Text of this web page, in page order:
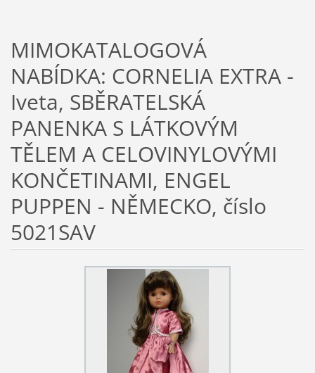
MIMOKATALOGOVÁ
NABÍDKA: CORNELIA EXTRA -
Iveta, SBĚRATELSKÁ
PANENKA S LÁTKOVÝM
TĚLEM A CELOVINYLOVÝMI
KONČETINAMI, ENGEL
PUPPEN - NĚMECKO, číslo
5021SAV